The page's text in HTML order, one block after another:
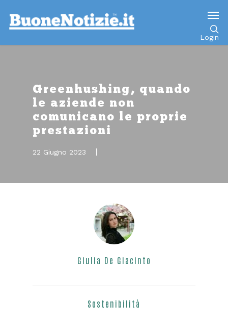
Login
Greenhushing, quando
le aziende non
comunicano le proprie
prestazioni
22 Giugno 2023
Giulia De Giacinto
Sostenibilità
Go to mobile version